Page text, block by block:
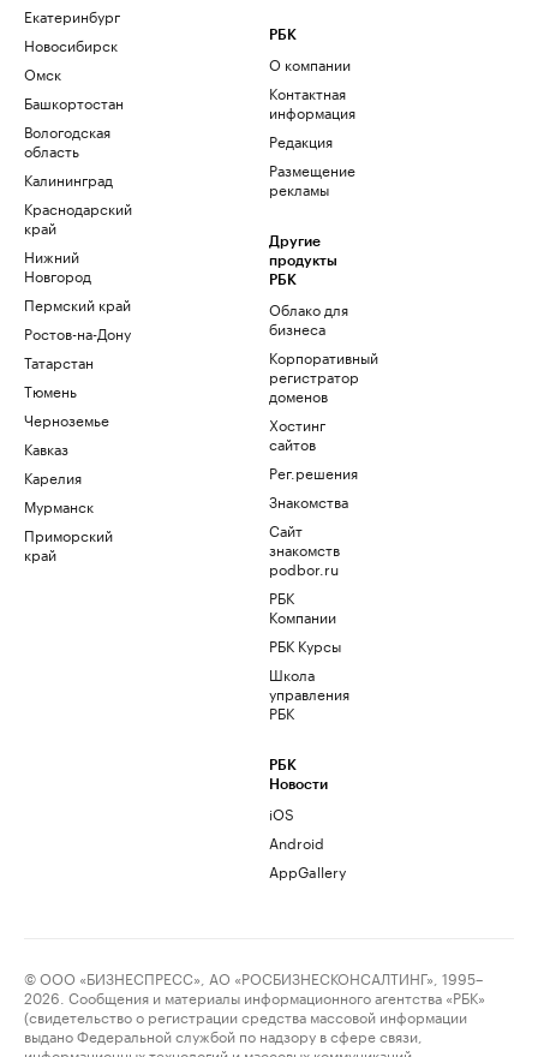
Екатеринбург
Новосибирск
Омск
Башкортостан
Вологодская
область
Калининград
Краснодарский
край
Нижний
Новгород
Пермский край
Ростов-на-Дону
Татарстан
Тюмень
Черноземье
Кавказ
Карелия
Мурманск
Приморский
край
РБК
О компании
Контактная
информация
Редакция
Размещение
рекламы
Другие
продукты
РБК
Облако для
бизнеса
Корпоративный
регистратор
доменов
Хостинг
сайтов
Рег.решения
Знакомства
Сайт
знакомств
podbor.ru
РБК
Компании
РБК Курсы
Школа
управления
РБК
РБК
Новости
iOS
Android
AppGallery
© ООО «БИЗНЕСПРЕСС», АО «РОСБИЗНЕСКОНСАЛТИНГ», 1995–
2026. Сообщения и материалы информационного агентства «РБК»
(свидетельство о регистрации средства массовой информации
выдано Федеральной службой по надзору в сфере связи,